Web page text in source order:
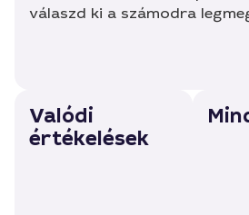
válaszd ki a számodra
Valódi
értékelések